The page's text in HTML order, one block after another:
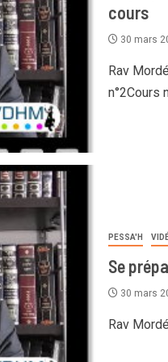
cours
30 mars
Rav
n°2Cours
PESSA'H
Se
30 mars
Rav